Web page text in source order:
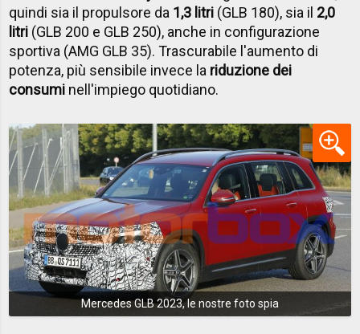
quindi sia il propulsore da 1,3 litri (GLB 180), sia il 2,0
litri (GLB 200 e GLB 250), anche in configurazione
sportiva (AMG GLB 35). Trascurabile l'aumento di
potenza, più sensibile invece la riduzione dei
consumi nell'impiego quotidiano.
Mercedes GLB 2023, le nostre foto spia